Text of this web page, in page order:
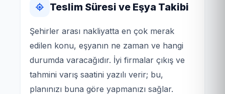
Teslim Süresi ve Eşya Takibi
Şehirler arası nakliyatta en çok merak
edilen konu, eşyanın ne zaman ve hangi
durumda varacağıdır. İyi firmalar çıkış ve
tahmini varış saatini yazılı verir; bu,
planınızı buna göre yapmanızı sağlar.